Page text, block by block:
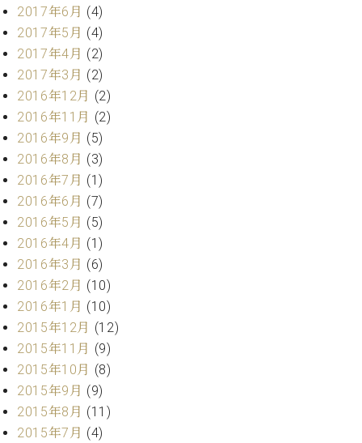
デ
ィ
シ
ョ
ン
W.
ホ
フ
マ
ン
ヴ
ィ
ジ
ョ
ン
C.BECHSTEIN
Digital(ベ
ヒ
シ
ュ
タ
イ
ス
タ
ッ
フ
挨
拶
技
術
者
介
展示
情報
【ユ
ーロ
ピア
ノ特
選中
古】
イ
ベ
ン
2017年6月 (4)
2017年5月 (4)
2017年4月 (2)
2017年3月 (2)
2016年12月 (2)
2016年11月 (2)
2016年9月 (5)
2016年8月 (3)
2016年7月 (1)
2016年6月 (7)
2016年5月 (5)
2016年4月 (1)
2016年3月 (6)
2016年2月 (10)
2016年1月 (10)
2015年12月 (12)
2015年11月 (9)
2015年10月 (8)
2015年9月 (9)
2015年8月 (11)
2015年7月 (4)